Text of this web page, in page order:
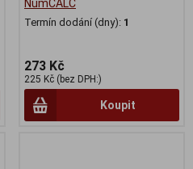
NumCALC
Termín dodání (dny): 1
273 Kč
225 Kč (bez DPH:)
Koupit